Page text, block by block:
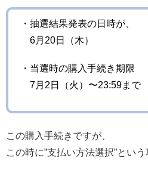
・抽選結果発表の日時が、
6月20日（木）
・当選時の購入手続き期限
7月2日（火）〜23:59まで
この購入手続きですが、
この時に”支払い方法選択”という